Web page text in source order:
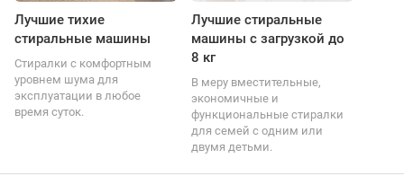
Лучшие тихие
стиральные машины
Стиралки с комфортным
уровнем шума для
эксплуатации в любое
время суток.
Лучшие стиральные
машины с загрузкой до
8 кг
В меру вместительные,
экономичные и
функциональные стиралки
для семей с одним или
двумя детьми.